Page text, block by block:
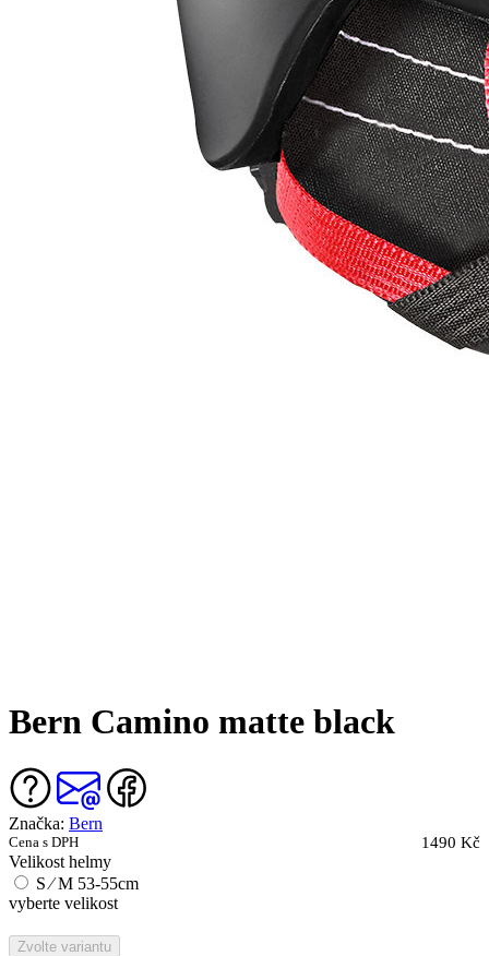
Bern Camino matte black
Značka: Bern
Cena s DPH 1490 Kč
Velikost helmy
S ∕ M 53-55cm
vyberte velikost
Zvolte variantu